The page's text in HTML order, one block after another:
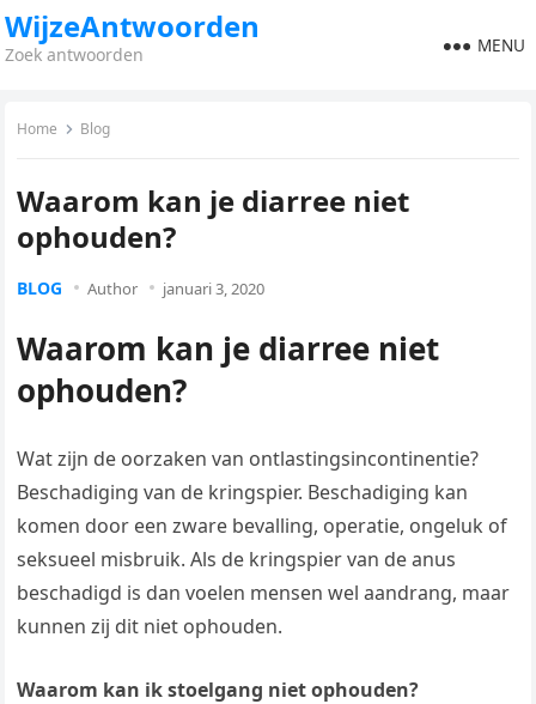
WijzeAntwoorden
Zoek antwoorden MENU
Home Blog
Waarom kan je diarree niet
ophouden?
BLOG Author januari 3, 2020
Waarom kan je diarree niet
ophouden?
Wat zijn de oorzaken van ontlastingsincontinentie?
Beschadiging van de kringspier. Beschadiging kan
komen door een zware bevalling, operatie, ongeluk of
seksueel misbruik. Als de kringspier van de anus
beschadigd is dan voelen mensen wel aandrang, maar
kunnen zij dit niet ophouden.
Waarom kan ik stoelgang niet ophouden?